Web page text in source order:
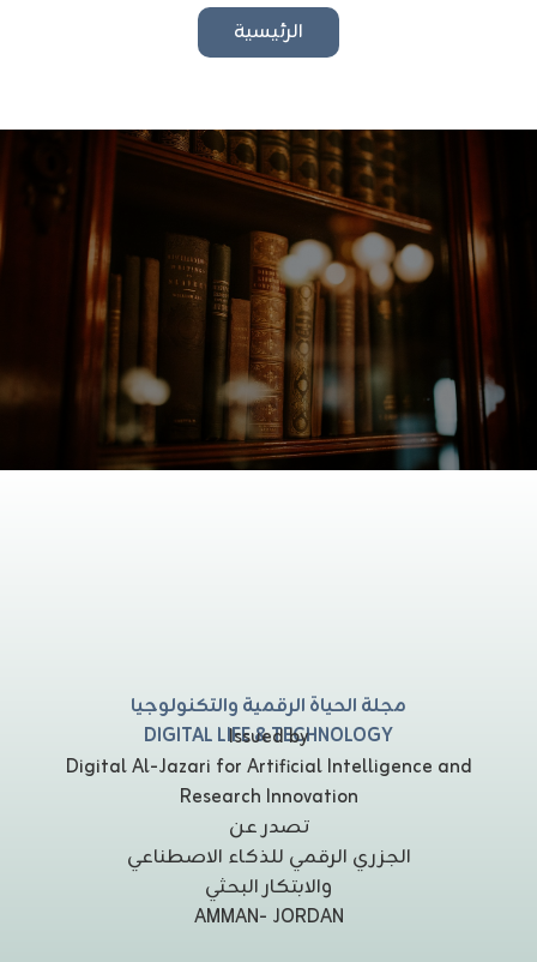
الرئيسية
مجلة الحياة الرقمية والتكنولوجيا
DIGITAL LIFE & TECHNOLOGY
Issued by
Digital Al-Jazari for Artificial Intelligence and
Research Innovation
تصدر عن
الجزري الرقمي للذكاء الاصطناعي
والابتكار البحثي
AMMAN- JORDAN